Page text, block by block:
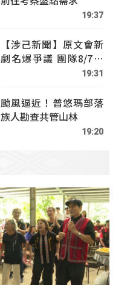
19:37
【涉己新聞】原文會新
劇名爆爭議 團隊8/7赴
19:31
颱風逼近！普悠瑪部落
族人勘查共管山林
19:20